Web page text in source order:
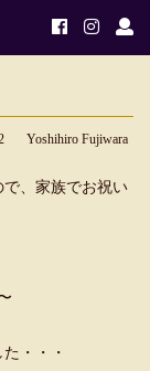
Yoshihiro Fujiwara
、家族でお祝い
・・・